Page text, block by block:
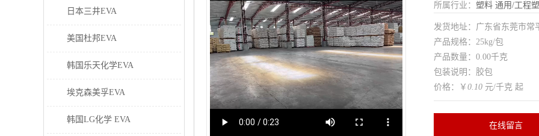
日本三井EVA
美国杜邦EVA
韩国乐天化学EVA
埃克森美孚EVA
韩国LG化学 EVA
所属行业： 塑料 通用/工程
发货地址：广东省东莞市常
产品规格：25kg/包
产品数量：0.00千克
包装说明：胶包
价格：￥ 0.10 元/千克 起
在线留言